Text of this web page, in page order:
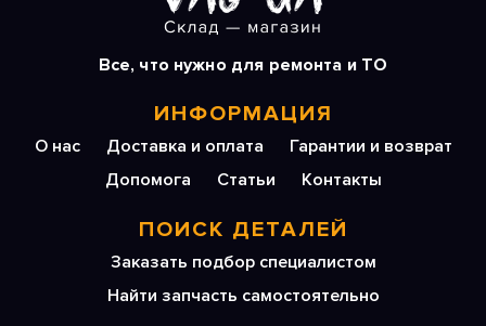
Все, что нужно для ремонта и ТО
ИНФОРМАЦИЯ
О нас Доставка и оплата
Гарантии и возврат
Допомога
Статьи Контакты
ПОИСК ДЕТАЛЕЙ
Заказать подбор специалистом
Найти запчасть самостоятельно